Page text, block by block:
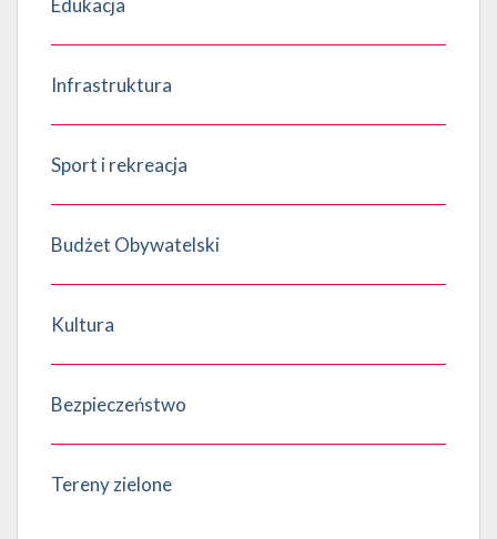
Edukacja
Infrastruktura
Sport i rekreacja
Budżet Obywatelski
Kultura
Bezpieczeństwo
Tereny zielone